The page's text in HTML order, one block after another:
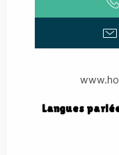
Langues
Langues